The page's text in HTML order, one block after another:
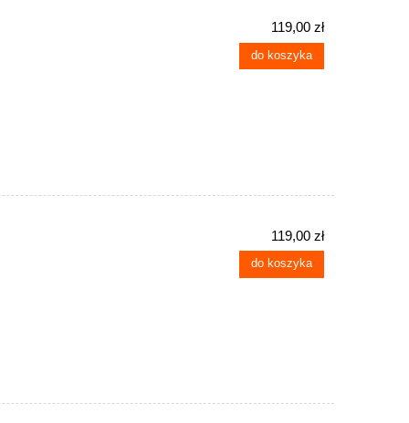
119,00 zł
do koszyka
119,00 zł
do koszyka